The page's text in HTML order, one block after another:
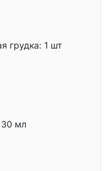
грудка: 1 шт
30 мл